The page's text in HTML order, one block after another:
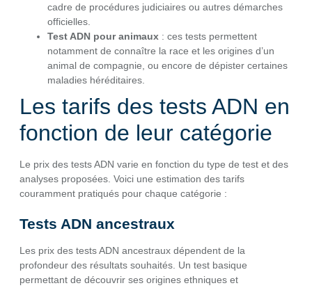
cadre de procédures judiciaires ou autres démarches
officielles.
Test ADN pour animaux : ces tests permettent
notamment de connaître la race et les origines d’un
animal de compagnie, ou encore de dépister certaines
maladies héréditaires.
Les tarifs des tests ADN en
fonction de leur catégorie
Le prix des tests ADN varie en fonction du type de test et des
analyses proposées. Voici une estimation des tarifs
couramment pratiqués pour chaque catégorie :
Tests ADN ancestraux
Les prix des tests ADN ancestraux dépendent de la
profondeur des résultats souhaités. Un test basique
permettant de découvrir ses origines ethniques et